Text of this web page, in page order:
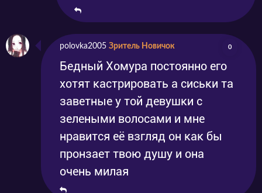
polovka2005 Зритель Новичок 0
Бедный Хомура постоянно его
хотят кастрировать а сиськи та
заветные у той девушки с
зелеными волосами и мне
нравится её взгляд он как бы
пронзает твою душу и она
очень милая